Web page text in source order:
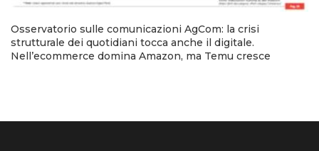
Osservatorio sulle comunicazioni AgCom: la crisi
strutturale dei quotidiani tocca anche il digitale.
Nell’ecommerce domina Amazon, ma Temu cresce